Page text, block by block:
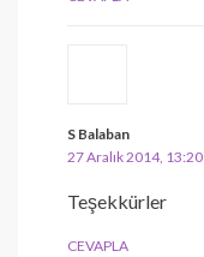
S Balaban
27 Aralık 2014, 13:20
Teşekkürler
CEVAPLA